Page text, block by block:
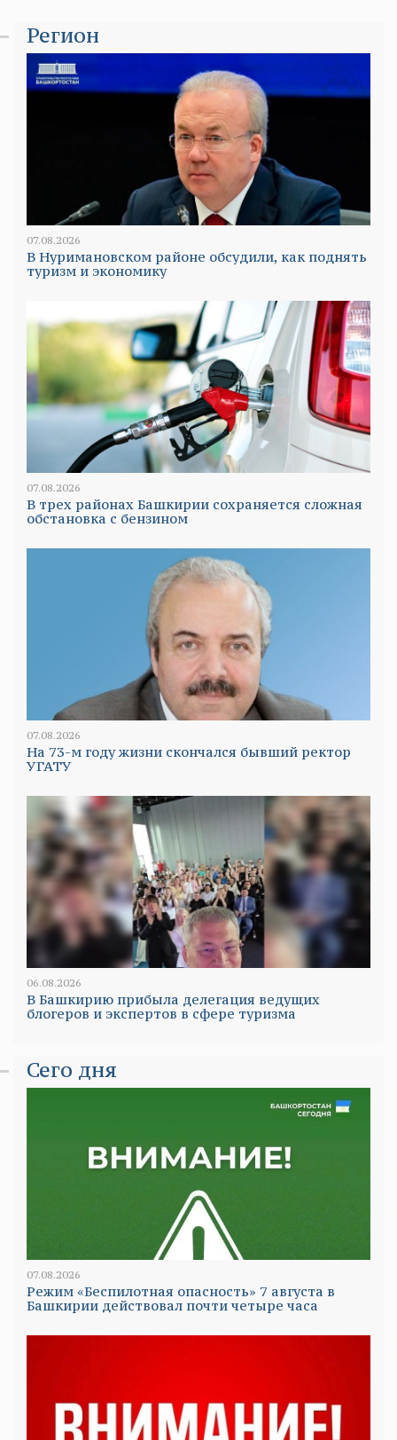
Регион
07.08.2026
В Нуримановском районе обсудили, как поднять
туризм и экономику
07.08.2026
В трех районах Башкирии сохраняется сложная
обстановка с бензином
07.08.2026
На 73-м году жизни скончался бывший ректор
УГАТУ
06.08.2026
В Башкирию прибыла делегация ведущих
блогеров и экспертов в сфере туризма
Сего дня
07.08.2026
Режим «Беспилотная опасность» 7 августа в
Башкирии действовал почти четыре часа